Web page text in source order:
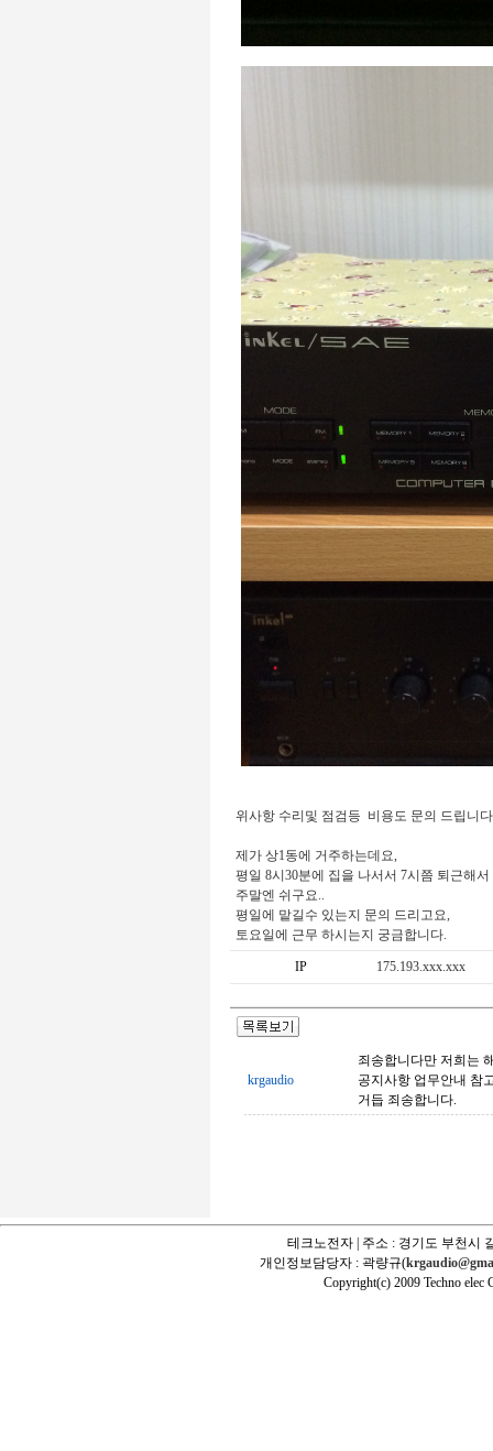
위사항 수리및 점검등 비용도 문의 드립니
제가 상1동에 거주하는데요,
평일 8시30분에 집을 나서서 7시쯤 퇴근해서
주말엔 쉬구요..
평일에 맡길수 있는지 문의 드리고요,
토요일에 근무 하시는지 궁금합니다.
IP 175.193.xxx.xxx
krgaudio
죄송합니다만 저희는
공지사항 업무안내 참
거듭 죄송합니다.
테크노전자 | 주소 : 경기도 부천시
개인정보담당자 : 곽량규(
Copyright(c) 2009 Techno elec